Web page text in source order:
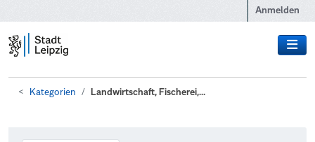
Anmelden
Kategorien Landwirtschaft, Fischerei,...